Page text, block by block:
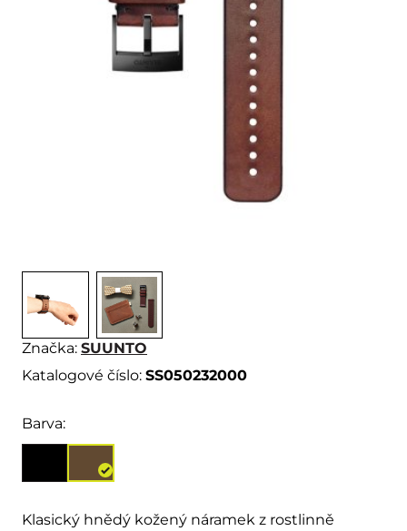
Značka: SUUNTO
Katalogové číslo: SS050232000
Barva:
Klasický hnědý kožený náramek z rostlinně